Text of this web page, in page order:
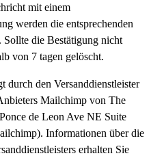
mit einem
werden die entsprechenden
Sollte die Bestätigung nicht
von 7 tagen gelöscht.
durch den Versanddienstleister
Mailchimp von The
de Leon Ave NE Suite
Informationen über die
erhalten Sie